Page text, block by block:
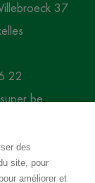
des
site, pour
améliorer et
37
22